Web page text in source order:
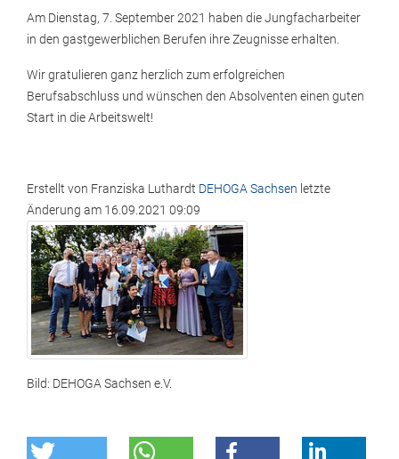
Am Dienstag, 7. September 2021 haben die Jungfacharbeiter
in den gastgewerblichen Berufen ihre Zeugnisse erhalten.
Wir gratulieren ganz herzlich zum erfolgreichen
Berufsabschluss und wünschen den Absolventen einen guten
Start in die Arbeitswelt!
Erstellt von Franziska Luthardt DEHOGA Sachsen letzte
Änderung am 16.09.2021 09:09
Bild: DEHOGA Sachsen e.V.